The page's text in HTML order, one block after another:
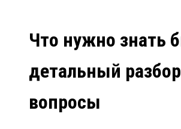
Что нужно знать
детальный
вопросы